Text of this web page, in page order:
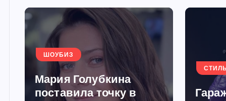
ШОУБИЗ
Мария Голубкина
поставила точку в